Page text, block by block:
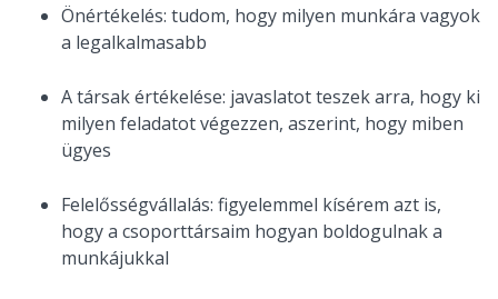
Önértékelés: tudom, hogy milyen munkára vagyok
a legalkalmasabb
A társak értékelése: javaslatot teszek arra, hogy ki
milyen feladatot végezzen, aszerint, hogy miben
ügyes
Felelősségvállalás: figyelemmel kísérem azt is,
hogy a csoporttársaim hogyan boldogulnak a
munkájukkal